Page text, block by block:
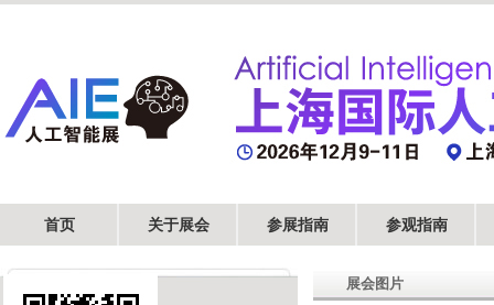
首页 关于展会 参展指南 参观指南
历届展会
展会图片